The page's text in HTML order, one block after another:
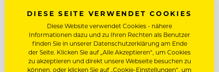
(M/W/D)
Entdecke alle Jobs
DIESE SEITE VERWENDET COOKIES
Diese Website verwendet Cookies - nähere
Informationen dazu und zu Ihren Rechten als Benutzer
finden Sie in unserer Datenschutzerklärung am Ende
der Seite. Klicken Sie auf „Alle Akzeptieren“, um Cookies
zu akzeptieren und direkt unsere Webseite besuchen zu
können, oder klicken Sie auf „Cookie-Einstellungen“, um